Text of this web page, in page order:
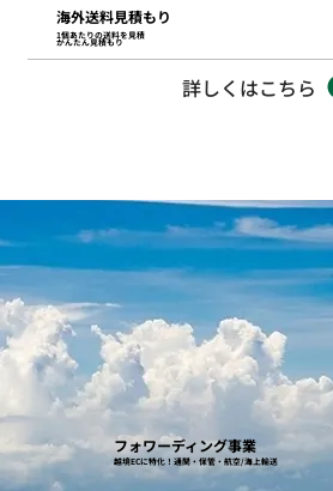
海外送料見積もり
1個あたりの送料を見積
かんたん見積もり
詳しくはこちら
フォワーディング事業
越境ECに特化！通関・保管・航空/海上輸送